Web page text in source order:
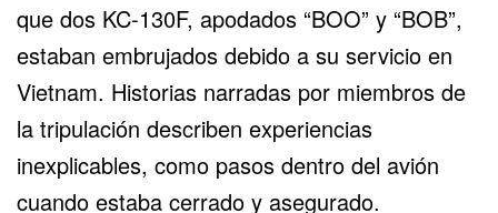
que dos KC-130F, apodados “BOO” y “BOB”,
estaban embrujados debido a su servicio en
Vietnam. Historias narradas por miembros de
la tripulación describen experiencias
inexplicables, como pasos dentro del avión
cuando estaba cerrado y asegurado.